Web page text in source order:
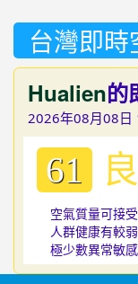
台灣即時
Hualien的
2026年08月08日
61 良
空氣質量可接
人群健康有較
極少數異常敏